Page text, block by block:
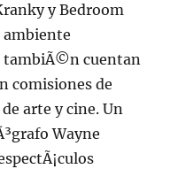
y Bedroom
tambiÃ©n cuentan
comisiones de
arte y cine. Un
Wayne